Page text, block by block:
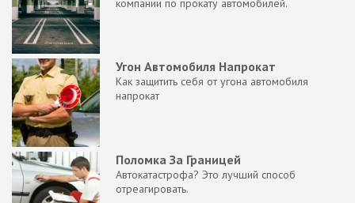
компании по прокату автомобилей.
Угон Автомобиля Напрокат
Как защитить себя от угона автомобиля
напрокат
Поломка За Границей
Автокатастрофа? Это лучший способ
отреагировать.